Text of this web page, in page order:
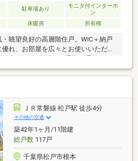
～～ ・低床式ユニットバス ・浴
駐車場あり
モニタ付インターホ
ン
床暖房 所有権
眺望良好の高層階住戸。WIC＋納戸
れ、お部屋を広々とお使いいただけ
徒歩3分の好立地で、通勤・通学はも
にも便利。タワーマンションならで
施設も魅力です。
ＪＲ常磐線 松戸駅 徒歩4分
その他の交通
築42年1ヶ月/11階建
総戸数117戸
千葉県松戸市根本